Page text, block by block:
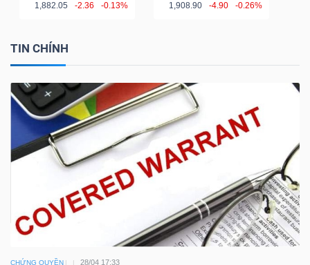
1,882.05 -2.36 -0.13% 1,908.90 -4.90 -0.26%
TIN CHÍNH
CHỨNG QUYỀN 28/04 17:33
Sách
tài
chính
Công
cụ
đầu